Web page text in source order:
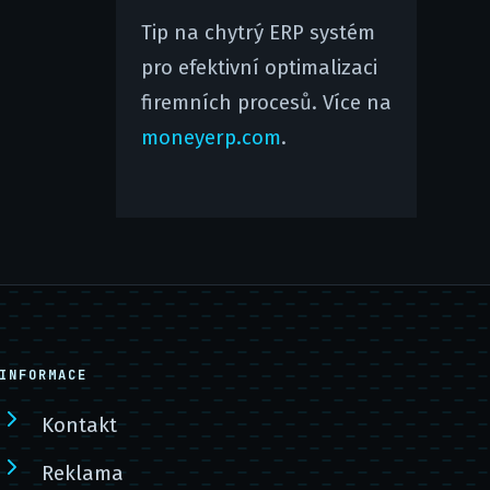
Tip na chytrý ERP systém
pro efektivní optimalizaci
firemních procesů. Více na
moneyerp.com.
INFORMACE
Kontakt
Reklama